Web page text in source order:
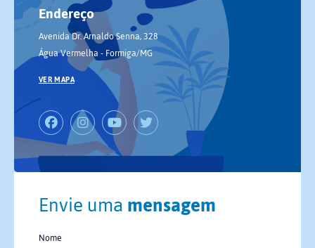
Endereço
Avenida Dr. Arnaldo Senna, 328
Água Vermelha - Formiga/MG
VER MAPA
Envie umamensagem
Nome